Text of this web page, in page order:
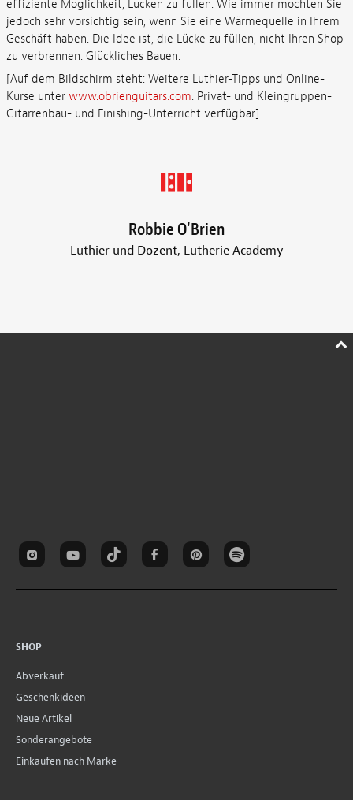
effiziente Möglichkeit, Lücken zu füllen. Wie immer möchten Sie
jedoch sehr vorsichtig sein, wenn Sie eine Wärmequelle in Ihrem
Geschäft haben. Die Idee ist, die Lücke zu füllen, nicht Ihren Shop
zu verbrennen. Glückliches Bauen.
[Auf dem Bildschirm steht: Weitere Luthier-Tipps und Online-
Kurse unter www.obrienguitars.com. Privat- und Kleingruppen-
Gitarrenbau- und Finishing-Unterricht verfügbar]
Robbie O'Brien
Luthier und Dozent, Lutherie Academy
SHOP
Abverkauf
Geschenkideen
Neue Artikel
Sonderangebote
Einkaufen nach Marke